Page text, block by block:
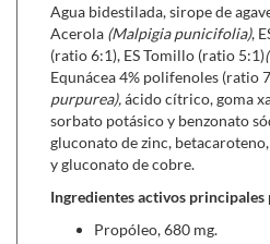
faringitis, laringitis y
Además es de gran
gástrica y para
Pylori. Por otra parte,
resultados con el
afectados por
de Crohn y diarrea
Agua bidestilada, sirope de
Acerola (Malpigia punicifolia),
(ratio 6:1), ES Tomillo (ratio 5:1)
Equnácea 4% polifenoles (ratio
purpurea),ácido cítrico, goma
sorbato potásico y benzonato
gluconato de zinc,
y gluconato de cobre.
Ingredientes activos principales
Propóleo, 680 mg.